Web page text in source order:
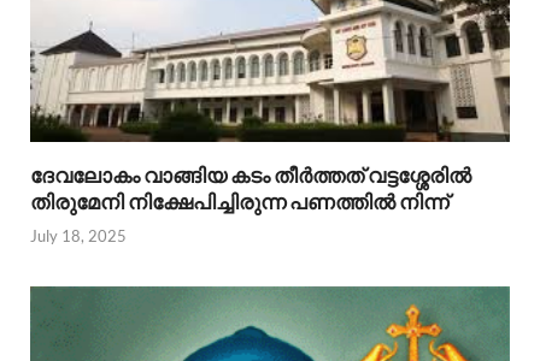
ദേവലോകം വാങ്ങിയ കടം തീര്‍ത്തത് വട്ടശ്ശേരില്‍
തിരുമേനി നിക്ഷേപിച്ചിരുന്ന പണത്തില്‍ നിന്ന്
July 18, 2025